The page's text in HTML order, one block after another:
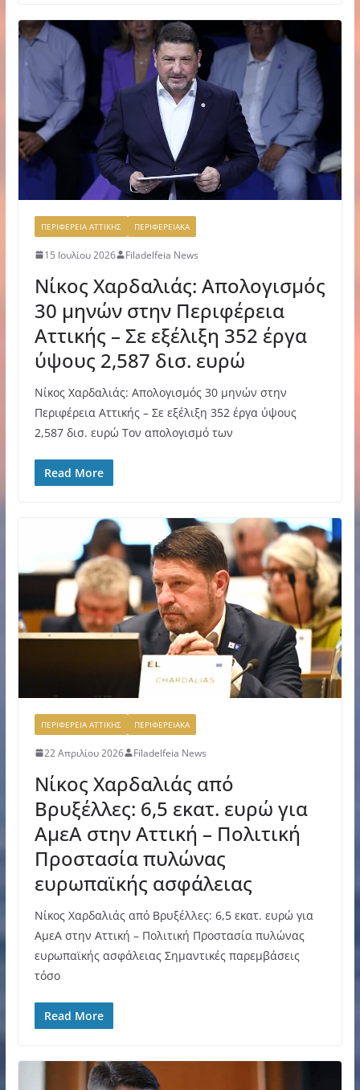
ΠΕΡΙΦΕΡΕΙΑ ΑΤΤΙΚΗΣ ΠΕΡΙΦΕΡΕΙΑΚΑ
15 Ιουλίου 2026 Filadelfeia News
Νίκος Χαρδαλιάς: Απολογισμός
30 μηνών στην Περιφέρεια
Αττικής – Σε εξέλιξη 352 έργα
ύψους 2,587 δισ. ευρώ
Νίκος Χαρδαλιάς: Απολογισμός 30 μηνών στην
Περιφέρεια Αττικής – Σε εξέλιξη 352 έργα ύψους
2,587 δισ. ευρώ Τον απολογισμό των
Read More
ΠΕΡΙΦΕΡΕΙΑ ΑΤΤΙΚΗΣ ΠΕΡΙΦΕΡΕΙΑΚΑ
22 Απριλίου 2026 Filadelfeia News
Νίκος Χαρδαλιάς από
Βρυξέλλες: 6,5 εκατ. ευρώ για
ΑμεΑ στην Αττική – Πολιτική
Προστασία πυλώνας
ευρωπαϊκής ασφάλειας
Νίκος Χαρδαλιάς από Βρυξέλλες: 6,5 εκατ. ευρώ για
ΑμεΑ στην Αττική – Πολιτική Προστασία πυλώνας
ευρωπαϊκής ασφάλειας Σημαντικές παρεμβάσεις
τόσο
Read More